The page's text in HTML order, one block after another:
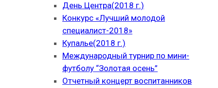
День Центра(2018 г.)
Конкурс «Лучший молодой
специалист-2018»
Купалье(2018 г.)
Международный турнир по мини-
футболу “Золотая осень”
Отчетный концерт воспитанников